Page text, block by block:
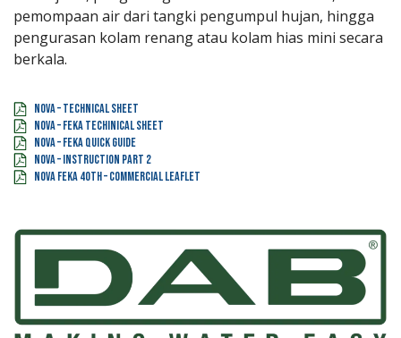
pemompaan air dari tangki pengumpul hujan, hingga
pengurasan kolam renang atau kolam hias mini secara
berkala.
Nova – technical sheet
NOVA – FEKA Techinical Sheet
Nova – Feka Quick Guide
Nova – instruction part 2
Nova Feka 40th – commercial leaflet